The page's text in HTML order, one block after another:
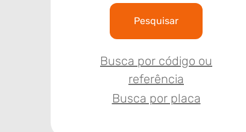
Pesquisar
Busca por código ou
referência
Busca por placa